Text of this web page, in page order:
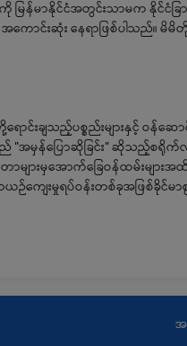
မြန်မာနိုင်ငံအတွင်းသာမက နိုင်ငံ
င်းဆုံး နေရာဖြစ်ပါသည်။ မိမိတို့
းချသည့်ပစ္စည်းများနှင့် ဝန်ဆေ
"အမှန်ပြောဆိုခြင်း" ဆိုသည့်စရိုက်
ျားမှအောက်ခြေဝန်ထမ်းမျာ
ဉ်ကျေးမှုရပ်ဝန်းတစ်ခုအဖြစ်ခိုင်
အ